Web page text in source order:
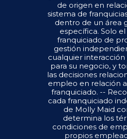
de origen en
sistema de
dentro de un área
específica. Solo
franquiciado de
gestión
cualquier
para su negocio, y
las decisiones
empleo en relación
franquiciado. --
cada franquiciado
de Molly Maid
determina los
condiciones de
propios